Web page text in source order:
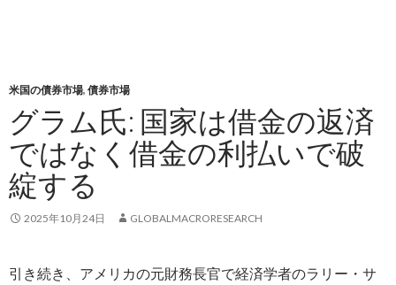
米国の債券市場, 債券市場
グラム氏: 国家は借金の返済
ではなく借金の利払いで破
綻する
2025年10月24日 GLOBALMACRORESEARCH
引き続き、アメリカの元財務長官で経済学者のラリー・サ